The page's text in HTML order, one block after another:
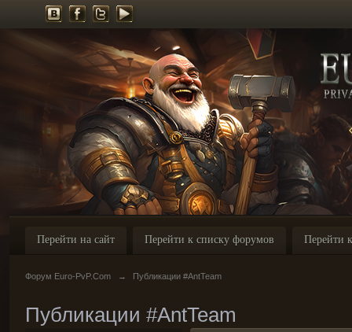
Перейти на сайт Перейти к списку форумов Перейти
Форум Euro-PvP.Com → Публикации #AntTeam
Публикации #AntTeam